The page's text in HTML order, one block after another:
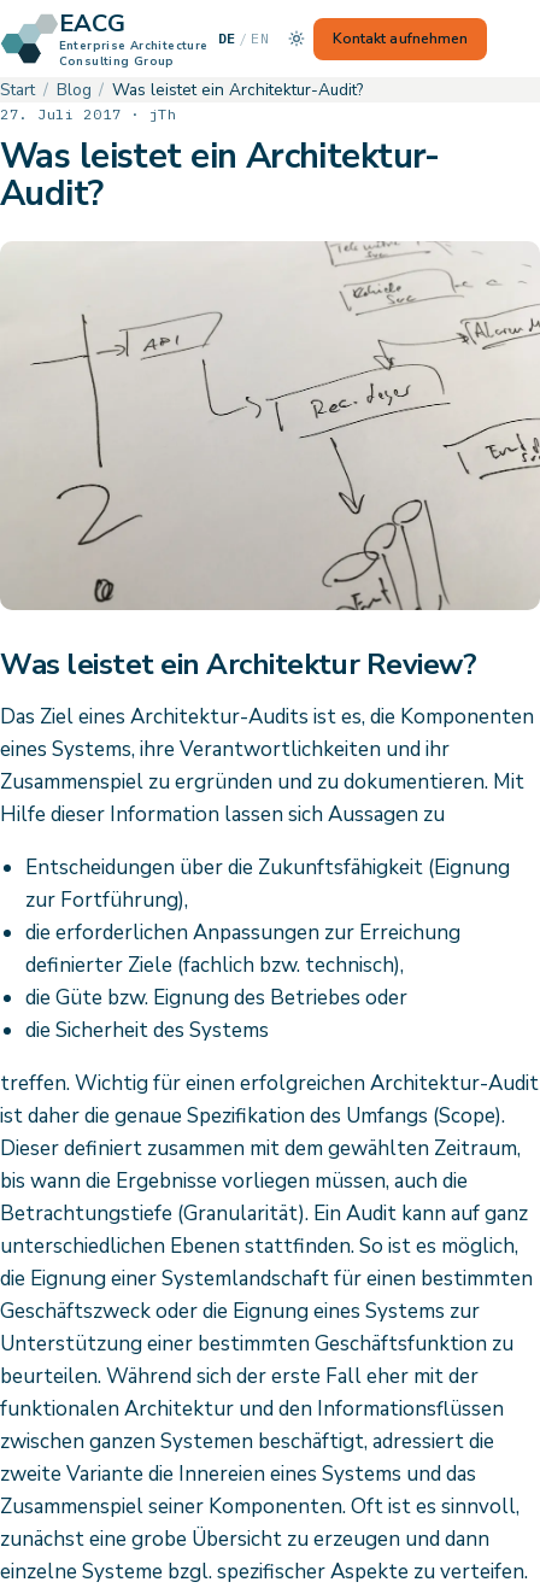
EACG
Enterprise Architecture
Consulting Group
DE / EN — Switch to English
Kontakt aufnehmen
Start Blog Was leistet ein Architektur-Audit?
27. Juli 2017 · jTh
Was leistet ein Architektur-
Audit?
Was leistet ein Architektur Review?
Das Ziel eines Architektur-Audits ist es, die Komponenten
eines Systems, ihre Verantwortlichkeiten und ihr
Zusammenspiel zu ergründen und zu dokumentieren. Mit
Hilfe dieser Information lassen sich Aussagen zu
Entscheidungen über die Zukunftsfähigkeit (Eignung
zur Fortführung),
die erforderlichen Anpassungen zur Erreichung
definierter Ziele (fachlich bzw. technisch),
die Güte bzw. Eignung des Betriebes oder
die Sicherheit des Systems
treffen. Wichtig für einen erfolgreichen Architektur-Audit
ist daher die genaue Spezifikation des Umfangs (Scope).
Dieser definiert zusammen mit dem gewählten Zeitraum,
bis wann die Ergebnisse vorliegen müssen, auch die
Betrachtungstiefe (Granularität). Ein Audit kann auf ganz
unterschiedlichen Ebenen stattfinden. So ist es möglich,
die Eignung einer Systemlandschaft für einen bestimmten
Geschäftszweck oder die Eignung eines Systems zur
Unterstützung einer bestimmten Geschäftsfunktion zu
beurteilen. Während sich der erste Fall eher mit der
funktionalen Architektur und den Informationsflüssen
zwischen ganzen Systemen beschäftigt, adressiert die
zweite Variante die Innereien eines Systems und das
Zusammenspiel seiner Komponenten. Oft ist es sinnvoll,
zunächst eine grobe Übersicht zu erzeugen und dann
einzelne Systeme bzgl. spezifischer Aspekte zu verteifen.